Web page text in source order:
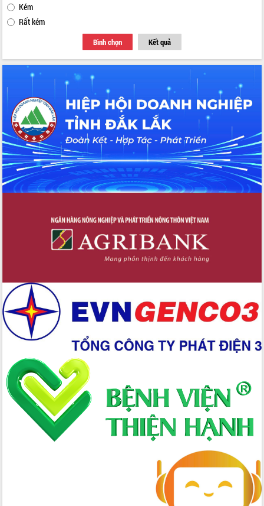
Kém
Rất kém
Bình chọn Kết quả